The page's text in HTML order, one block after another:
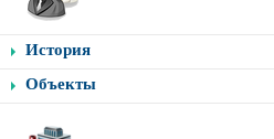
История
Объекты